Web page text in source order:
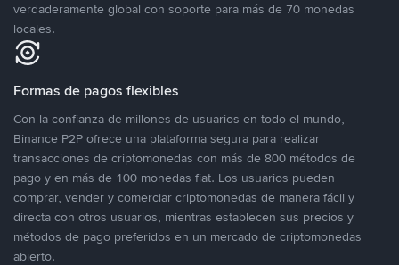
verdaderamente global con soporte para más de 70 monedas
locales.
Formas de pagos flexibles
Con la confianza de millones de usuarios en todo el mundo,
Binance P2P ofrece una plataforma segura para realizar
transacciones de criptomonedas con más de 800 métodos de
pago y en más de 100 monedas fiat. Los usuarios pueden
comprar, vender y comerciar criptomonedas de manera fácil y
directa con otros usuarios, mientras establecen sus precios y
métodos de pago preferidos en un mercado de criptomonedas
abierto.